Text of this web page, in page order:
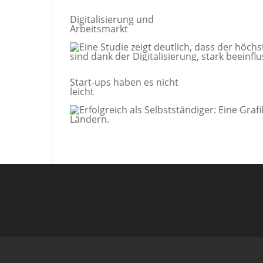
Digitalisierung und
Arbeitsmarkt
Start-ups haben es nicht
leicht